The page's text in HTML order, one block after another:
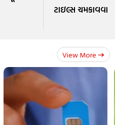
ટાઇલ્સ ચમકાવવા
View More